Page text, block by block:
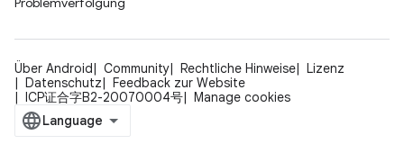
Über Android Community Rechtliche Hinweise
Lizenz
Datenschutz
Feedback zur Website
ICP证合字B2-20070004号
Manage cookies